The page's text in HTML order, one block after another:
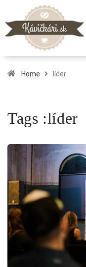
Home líder
Tags :líder